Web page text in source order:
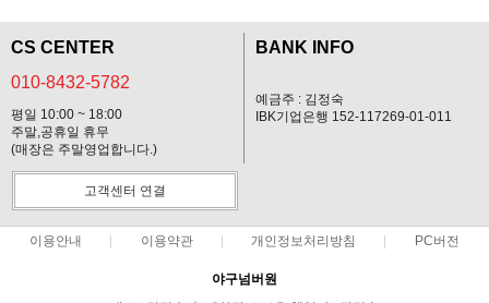
CS CENTER
010-8432-5782
평일 10:00 ~ 18:00
주말,공휴일 휴무
(매장은 주말영업합니다.)
BANK INFO
예금주 : 김정숙
IBK기업은행 152-117269-01-011
고객센터 연결
이용안내 이용약관 개인정보처리방침 PC버전
야구넘버원